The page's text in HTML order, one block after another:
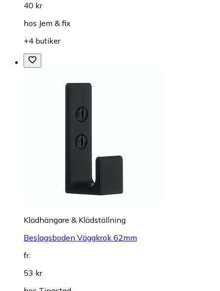
40 kr
hos Jem & fix
+4 butiker
Klädhängare & Klädställning
Beslagsboden Väggkrok 62mm
fr.
53 kr